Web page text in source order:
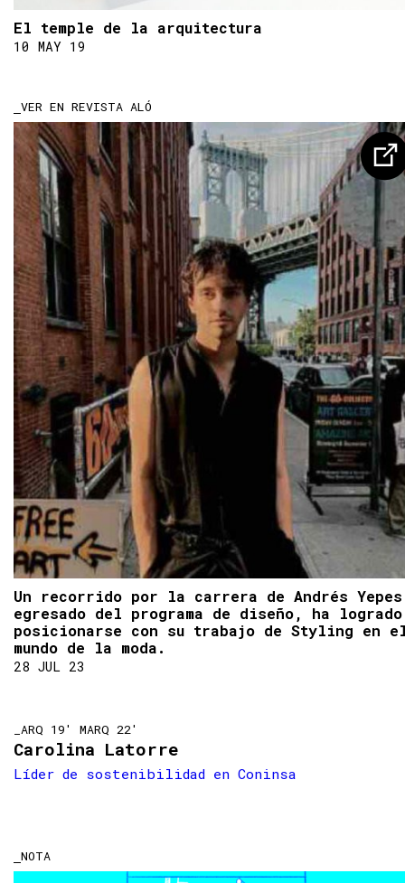
El temple de la arquitectura
10 MAY 19
VER EN REVISTA ALÓ
Un recorrido por la carrera de Andrés
egresado del programa de diseño, ha logrado
posicionarse con su trabajo de Styling en
mundo de la moda.
28 JUL 23
_ARQ 19' MARQ 22'
Carolina Latorre
Líder de sostenibilidad en Coninsa
NOTA